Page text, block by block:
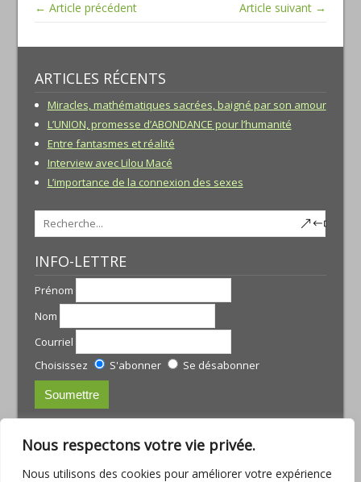
Nous respectons votre vie privée.
Nous utilisons des cookies pour améliorer votre expérience
← Article précédent Article suivant →
ARTICLES RÉCENTS
Miracles, mathématiques sacrées, baigné par son amour
L’UNION, promesse d’ABONDANCE pour l’humanité
Entre fantasmes et réalité
Interview avec Lilou Macé
L’importance de la connexion des sexes
INFO-LETTRE
Prénom
Nom
Courriel
Choisissez
S'abonner Se désabonner